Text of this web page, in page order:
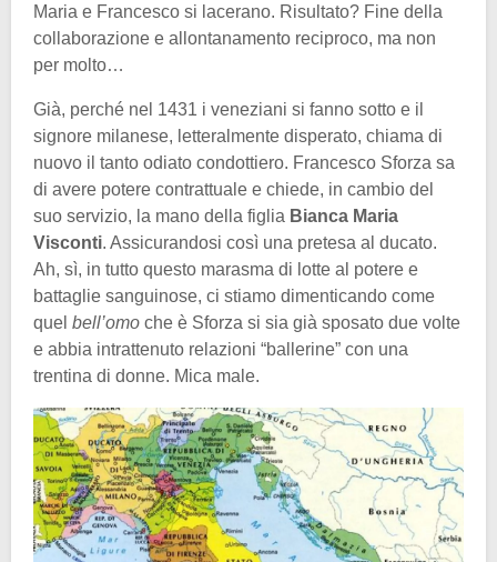
Maria e Francesco si lacerano. Risultato? Fine della
collaborazione e allontanamento reciproco, ma non
per molto…
Già, perché nel 1431 i veneziani si fanno sotto e il
signore milanese, letteralmente disperato, chiama di
nuovo il tanto odiato condottiero. Francesco Sforza sa
di avere potere contrattuale e chiede, in cambio del
suo servizio, la mano della figlia Bianca Maria
Visconti. Assicurandosi così una pretesa al ducato.
Ah, sì, in tutto questo marasma di lotte al potere e
battaglie sanguinose, ci stiamo dimenticando come
quel bell’omo che è Sforza si sia già sposato due volte
e abbia intrattenuto relazioni “ballerine” con una
trentina di donne. Mica male.